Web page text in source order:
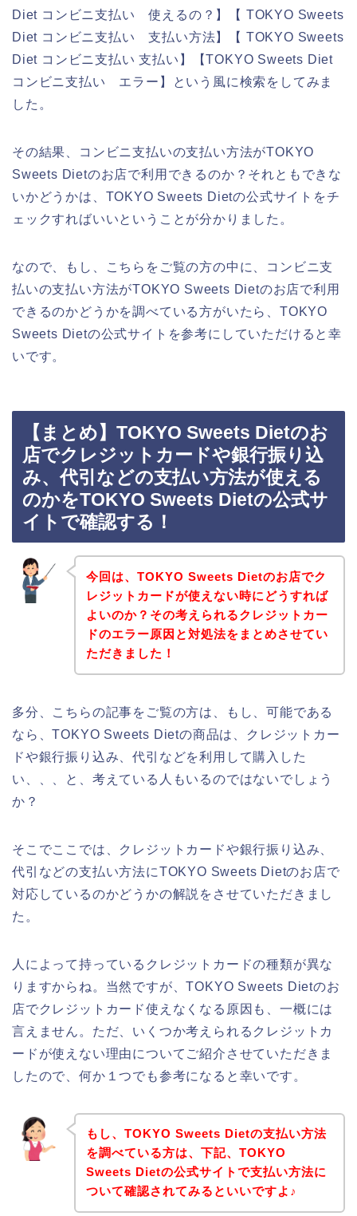
Diet コンビニ支払い 使えるの？】【 TOKYO Sweets
Diet コンビニ支払い 支払い方法】【 TOKYO Sweets
Diet コンビニ支払い 支払い】【TOKYO Sweets Diet
コンビニ支払い エラー】という風に検索をしてみま
した。
その結果、コンビニ支払いの支払い方法がTOKYO
Sweets Dietのお店で利用できるのか？それともできな
いかどうかは、TOKYO Sweets Dietの公式サイトをチ
ェックすればいいということが分かりました。
なので、もし、こちらをご覧の方の中に、コンビニ支
払いの支払い方法がTOKYO Sweets Dietのお店で利用
できるのかどうかを調べている方がいたら、TOKYO
Sweets Dietの公式サイトを参考にしていただけると幸
いです。
【まとめ】TOKYO Sweets Dietのお
店でクレジットカードや銀行振り込
み、代引などの支払い方法が使える
のかをTOKYO Sweets Dietの公式サ
イトで確認する！
今回は、TOKYO Sweets Dietのお店でク
レジットカードが使えない時にどうすれば
よいのか？その考えられるクレジットカー
ドのエラー原因と対処法をまとめさせてい
ただきました！
多分、こちらの記事をご覧の方は、もし、可能である
なら、TOKYO Sweets Dietの商品は、クレジットカー
ドや銀行振り込み、代引などを利用して購入した
い、、、と、考えている人もいるのではないでしょう
か？
そこでここでは、クレジットカードや銀行振り込み、
代引などの支払い方法にTOKYO Sweets Dietのお店で
対応しているのかどうかの解説をさせていただきまし
た。
人によって持っているクレジットカードの種類が異な
りますからね。当然ですが、TOKYO Sweets Dietのお
店でクレジットカード使えなくなる原因も、一概には
言えません。ただ、いくつか考えられるクレジットカ
ードが使えない理由についてご紹介させていただきま
したので、何か１つでも参考になると幸いです。
もし、TOKYO Sweets Dietの支払い方法
を調べている方は、下記、TOKYO
Sweets Dietの公式サイトで支払い方法に
ついて確認されてみるといいですよ♪